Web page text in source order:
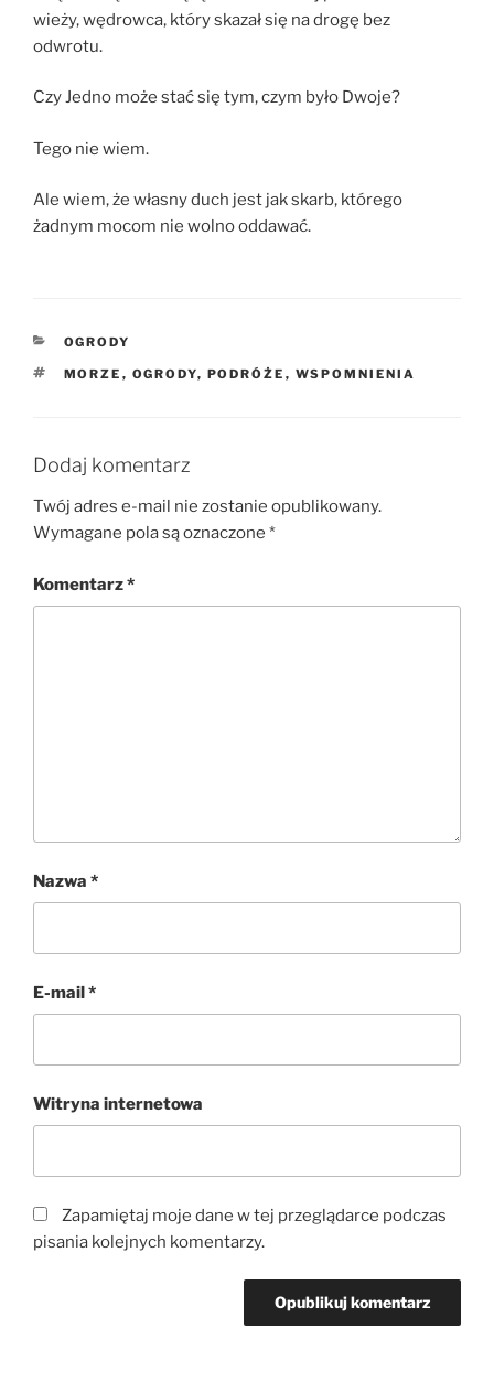
wieży, wędrowca, który skazał się na drogę bez
odwrotu.
Czy Jedno może stać się tym, czym było Dwoje?
Tego nie wiem.
Ale wiem, że własny duch jest jak skarb, którego
żadnym mocom nie wolno oddawać.
KATEGORIE
OGRODY
TAGI
MORZE , OGRODY, PODRÓŻE , WSPOMNIENIA
Dodaj komentarz
Twój adres e-mail nie zostanie opublikowany.
Wymagane pola są oznaczone *
Komentarz*
Nazwa *
E-mail*
Witryna internetowa
Zapamiętaj moje dane w tej przeglądarce podczas
pisania kolejnych komentarzy.